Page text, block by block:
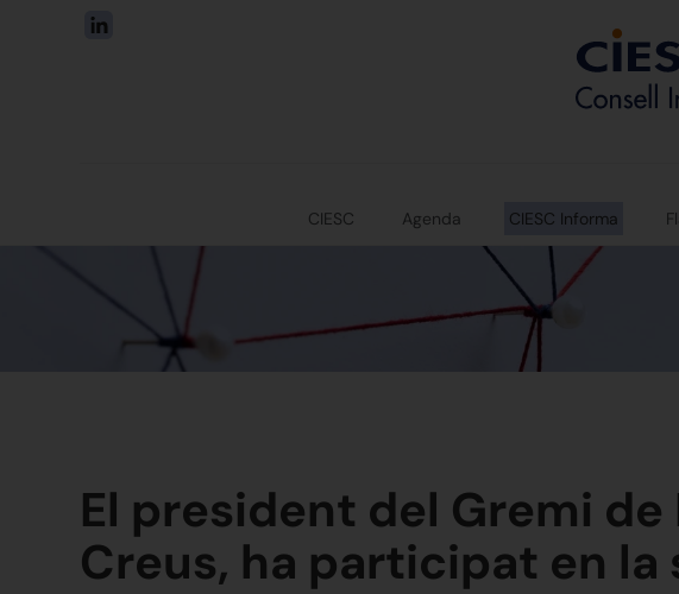
CIESC Agenda CIESC Informa
El president del Gremi de
Creus, ha participat en la